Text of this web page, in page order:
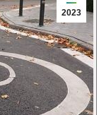
2023